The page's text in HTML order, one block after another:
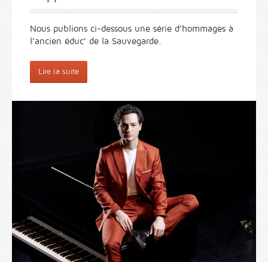
Nous publions ci-dessous une série d’hommages à
l’ancien éduc’ de la Sauvegarde.
Lire la suite